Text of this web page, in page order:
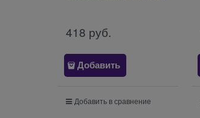
418 руб.
Добавить
Добавить в сравнение